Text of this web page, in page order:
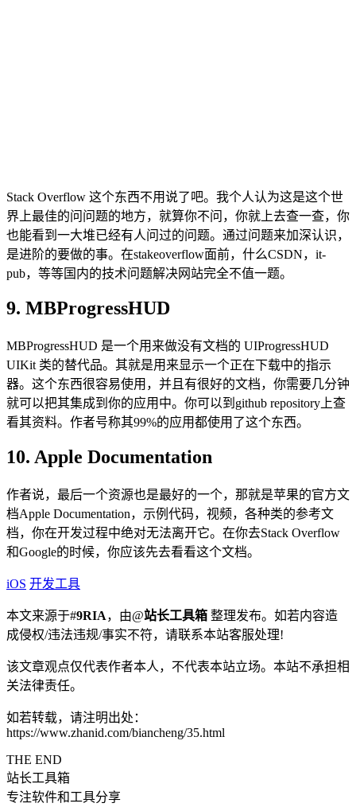
Stack Overflow 这个东西不用说了吧。我个人认为这是这个世
界上最佳的问问题的地方，就算你不问，你就上去查一查，你
也能看到一大堆已经有人问过的问题。通过问题来加深认识，
是进阶的要做的事。在stakeoverflow面前，什么CSDN，it-
pub，等等国内的技术问题解决网站完全不值一题。
9. MBProgressHUD
MBProgressHUD 是一个用来做没有文档的 UIProgressHUD
UIKit 类的替代品。其就是用来显示一个正在下载中的指示
器。这个东西很容易使用，并且有很好的文档，你需要几分钟
就可以把其集成到你的应用中。你可以到github repository上查
看其资料。作者号称其99%的应用都使用了这个东西。
10. Apple Documentation
作者说，最后一个资源也是最好的一个，那就是苹果的官方文
档Apple Documentation，示例代码，视频，各种类的参考文
档，你在开发过程中绝对无法离开它。在你去Stack Overflow
和Google的时候，你应该先去看看这个文档。
iOS 开发工具
本文来源于#9RIA，由@站长工具箱 整理发布。如若内容造
成侵权/违法违规/事实不符，请联系本站客服处理!
该文章观点仅代表作者本人，不代表本站立场。本站不承担相
关法律责任。
如若转载，请注明出处：
https://www.zhanid.com/biancheng/35.html
THE END
站长工具箱
专注软件和工具分享